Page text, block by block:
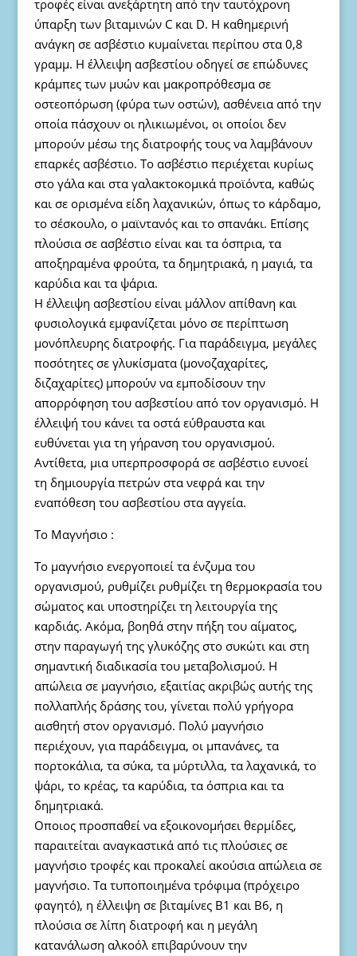
τροφές είναι ανεξάρτητη από την ταυτόχρονη
ύπαρξη των βιταμινών C και D. Η καθημερινή
ανάγκη σε ασβέστιο κυμαίνεται περίπου στα 0,8
γραμμ. Η έλλειψη ασβεστίου οδηγεί σε επώδυνες
κράμπες των μυών και μακροπρόθεσμα σε
οστεοπόρωση (φύρα των οστών), ασθένεια από την
οποία πάσχουν οι ηλικιωμένοι, οι οποίοι δεν
μπορούν μέσω της διατροφής τους να λαμβάνουν
επαρκές ασβέστιο. Το ασβέστιο περιέχεται κυρίως
στο γάλα και στα γαλακτοκομικά προϊόντα, καθώς
και σε ορισμένα είδη λαχανικών, όπως το κάρδαμο,
το σέσκουλο, ο μαϊντανός και το σπανάκι. Επίσης
πλούσια σε ασβέστιο είναι και τα όσπρια, τα
αποξηραμένα φρούτα, τα δημητριακά, η μαγιά, τα
καρύδια και τα ψάρια.
Η έλλειψη ασβεστίου είναι μάλλον απίθανη και
φυσιολογικά εμφανίζεται μόνο σε περίπτωση
μονόπλευρης διατροφής. Για παράδειγμα, μεγάλες
ποσότητες σε γλυκίσματα (μονοζαχαρίτες,
διζαχαρίτες) μπορούν να εμποδίσουν την
απορρόφηση του ασβεστίου από τον οργανισμό. Η
έλλειψή του κάνει τα οστά εύθραυστα και
ευθύνεται για τη γήρανση του οργανισμού.
Αντίθετα, μια υπερπροσφορά σε ασβέστιο ευνοεί
τη δημιουργία πετρών στα νεφρά και την
εναπόθεση του ασβεστίου στα αγγεία.
Το Μαγνήσιο :
Το μαγνήσιο ενεργοποιεί τα ένζυμα του
οργανισμού, ρυθμίζει ρυθμίζει τη θερμοκρασία του
σώματος και υποστηρίζει τη λειτουργία της
καρδιάς. Ακόμα, βοηθά στην πήξη του αίματος,
στην παραγωγή της γλυκόζης στο συκώτι και στη
σημαντική διαδικασία του μεταβολισμού. Η
απώλεια σε μαγνήσιο, εξαιτίας ακριβώς αυτής της
πολλαπλής δράσης του, γίνεται πολύ γρήγορα
αισθητή στον οργανισμό. Πολύ μαγνήσιο
περιέχουν, για παράδειγμα, οι μπανάνες, τα
πορτοκάλια, τα σύκα, τα μύρτιλλα, τα λαχανικά, το
ψάρι, το κρέας, τα καρύδια, τα όσπρια και τα
δημητριακά.
Οποιος προσπαθεί να εξοικονομήσει θερμίδες,
παραιτείται αναγκαστικά από τις πλούσιες σε
μαγνήσιο τροφές και προκαλεί ακούσια απώλεια σε
μαγνήσιο. Τα τυποποιημένα τρόφιμα (πρόχειρο
φαγητό), η έλλειψη σε βιταμίνες Β1 και Β6, η
πλούσια σε λίπη διατροφή και η μεγάλη
κατανάλωση αλκοόλ επιβαρύνουν την